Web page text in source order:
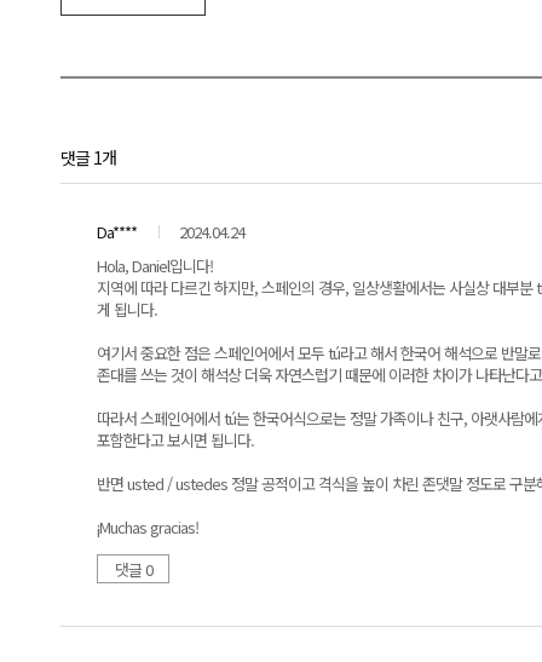
댓글 1개
Da****
2024.04.24
Hola, Daniel입니다!
지역에 따라 다르긴 하지만, 스페인의 경우, 일상생활에서는 사실상 대부
게 됩니다.
여기서 중요한 점은 스페인어에서 모두 tú라고 해서 한국어 해석으로 반
존대를 쓰는 것이 해석상 더욱 자연스럽기 때문에 이러한 차이가 나타난다
따라서 스페인어에서 tú는 한국어식으로는 정말 가족이나 친구, 아랫사람
포함한다고 보시면 됩니다.
반면 usted / ustedes 정말 공적이고 격식을 높이 차린 존댓말 정도로 구
¡Muchas gracias!
댓글 0